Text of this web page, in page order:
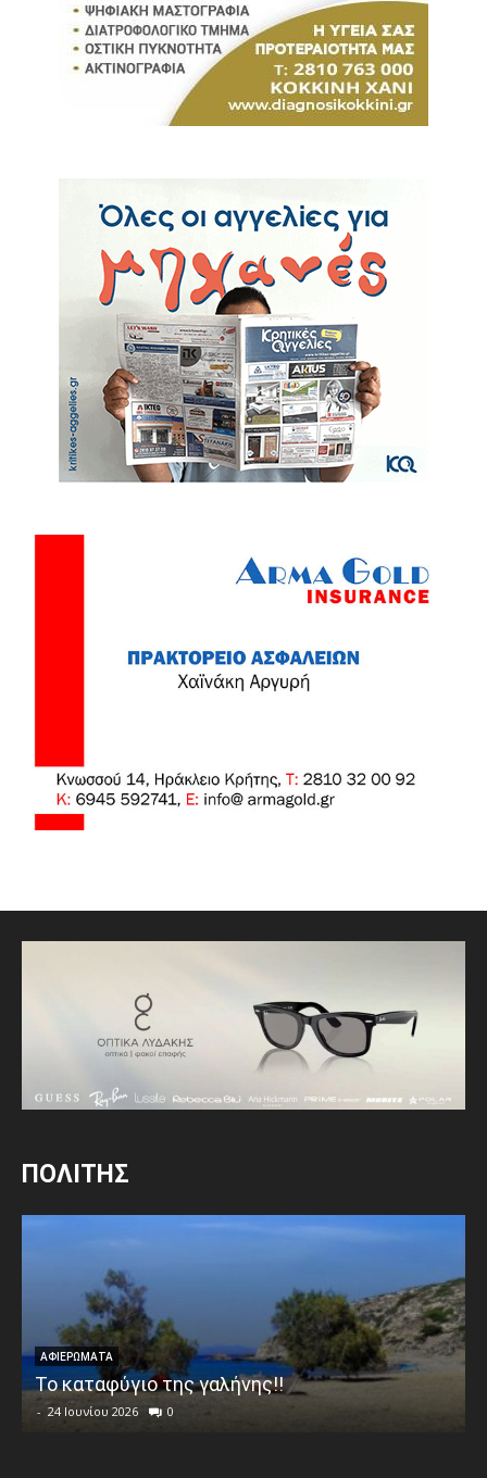
ΠΟΛΙΤΗΣ
ΑΦΙΕΡΩΜΑΤΑ
Το καταφύγιο της γαλήνης!!
- 24 Ιουνίου 2026 0